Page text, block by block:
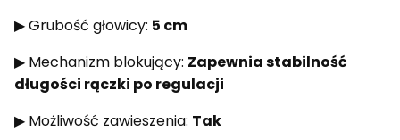
▶ Grubość głowicy: 5 cm
▶ Mechanizm blokujący: Zapewnia stabilność
długości rączki po regulacji
▶ Możliwość zawieszenia: Tak